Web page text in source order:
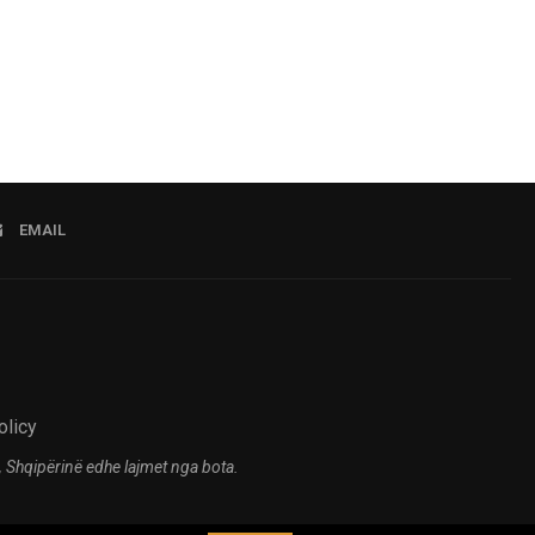
EMAIL
edhe lajmet nga bota.